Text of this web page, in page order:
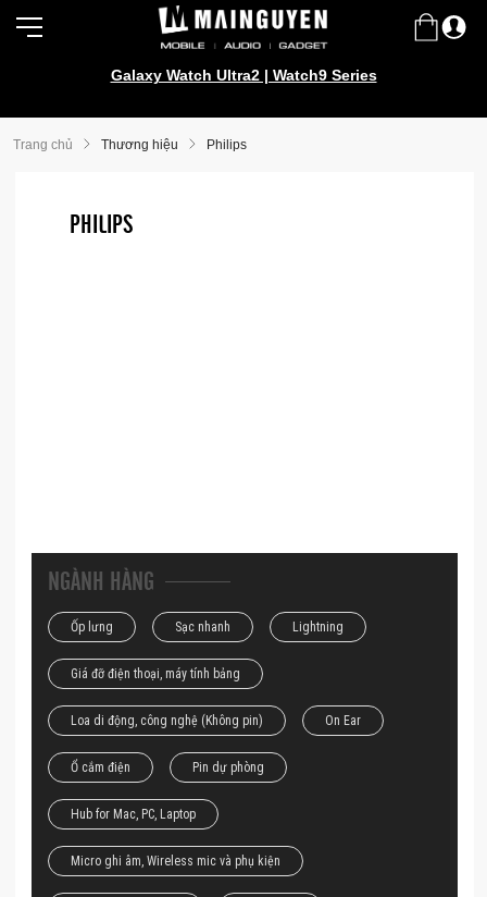
Galaxy Watch Ultra2 | Watch9 Series
Samsung Galaxy Z Fold8 | Z Flip8
Trang chủ Thương hiệu Philips
PHILIPS
NGÀNH HÀNG
Ốp lưng Sạc nhanh Lightning
Giá đỡ điện thoại, máy tính bảng
Loa di động, công nghệ (Không pin) On Ear
Ổ cắm điện Pin dự phòng
Hub for Mac, PC, Laptop
Micro ghi âm, Wireless mic và phụ kiện